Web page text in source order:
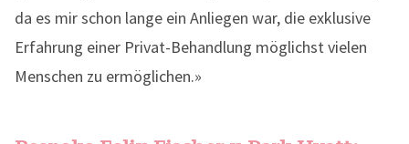
da es mir schon lange ein Anliegen war, die exklusive
Erfahrung einer Privat-Behandlung möglichst vielen
Menschen zu ermöglichen.»